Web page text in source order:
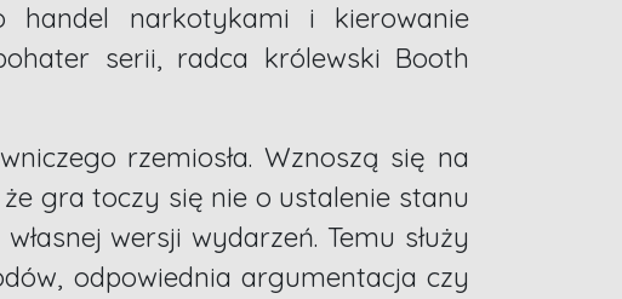
narkotykami i kierowanie
serii, radca królewski Booth
rzemiosła. Wznoszą się na
gra toczy się nie o ustalenie stanu
wersji wydarzeń. Temu służy
odpowiednia argumentacja czy